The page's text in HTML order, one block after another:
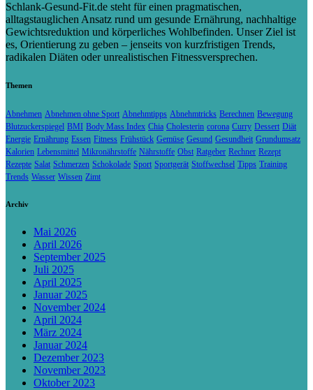
Schlank-Gesund-Fit.de steht für einen pragmatischen,
alltagstauglichen Ansatz rund um gesunde Ernährung, nachhaltige
Gewichtsreduktion und körperliches Wohlbefinden. Unser Ziel ist
es, Orientierung zu geben – jenseits von kurzfristigen Trends,
radikalen Diäten oder unrealistischen Fitnessversprechen.
Themen
Abnehmen Abnehmen ohne Sport Abnehmtipps Abnehmtricks Berechnen Bewegung
Blutzuckerspiegel BMI Body Mass Index Chia Cholesterin corona Curry Dessert Diät
Energie Ernährung Essen Fitness Frühstück Gemüse Gesund Gesundheit Grundumsatz
Kalorien Lebensmittel Mikronährstoffe Nährstoffe Obst Ratgeber Rechner Rezept
Rezepte Salat Schmerzen Schokolade Sport Sportgerät Stoffwechsel Tipps Training
Trends Wasser Wissen Zimt
Archiv
Mai 2026
April 2026
September 2025
Juli 2025
April 2025
Januar 2025
November 2024
April 2024
März 2024
Januar 2024
Dezember 2023
November 2023
Oktober 2023